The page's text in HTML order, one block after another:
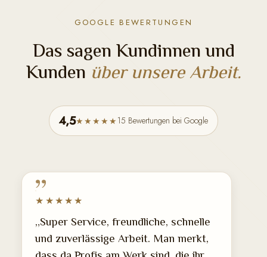
GOOGLE BEWERTUNGEN
Das sagen Kundinnen und
Kunden über unsere Arbeit.
4,5★★★★★ 15 Bewertungen bei Google
★★★★★
„Super Service, freundliche, schnelle
und zuverlässige Arbeit. Man merkt,